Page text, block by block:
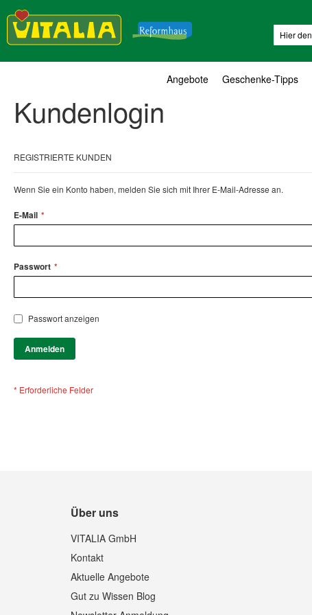
Angebote Geschenke-Tipps
Kundenlogin
REGISTRIERTE KUNDEN
Wenn Sie ein Konto haben, melden Sie sich mit Ihrer E-Mail-Adresse an.
E-Mail
Passwort
Passwort anzeigen
Anmelden
Über uns
VITALIA GmbH
Kontakt
Aktuelle Angebote
Gut zu Wissen Blog